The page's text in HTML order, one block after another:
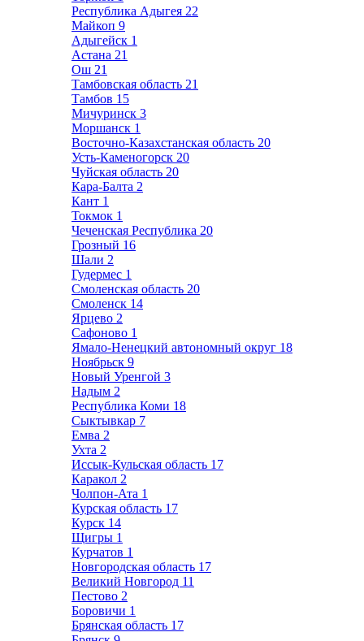
Республика Адыгея 22
Майкоп 9
Адыгейск 1
Астана 21
Ош 21
Тамбовская область 21
Тамбов 15
Мичуринск 3
Моршанск 1
Восточно-Казахстанская область 20
Усть-Каменогорск 20
Чуйская область 20
Кара-Балта 2
Кант 1
Токмок 1
Чеченская Республика 20
Грозный 16
Шали 2
Гудермес 1
Смоленская область 20
Смоленск 14
Ярцево 2
Сафоново 1
Ямало-Ненецкий автономный округ 18
Ноябрьск 9
Новый Уренгой 3
Надым 2
Республика Коми 18
Сыктывкар 7
Емва 2
Ухта 2
Иссык-Кульская область 17
Каракол 2
Чолпон-Ата 1
Курская область 17
Курск 14
Щигры 1
Курчатов 1
Новгородская область 17
Великий Новгород 11
Пестово 2
Боровичи 1
Брянская область 17